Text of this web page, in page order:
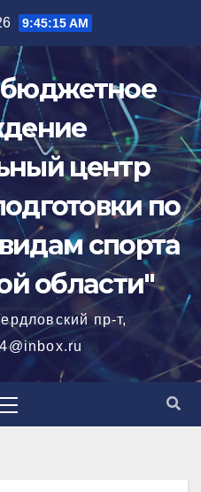
9:45:16 AM
центр
по
спорта
области"
пр-т,